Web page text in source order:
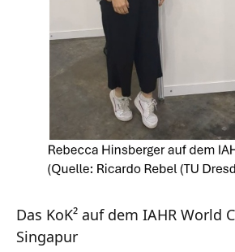
Das KoK² auf dem IAHR World
Singapur